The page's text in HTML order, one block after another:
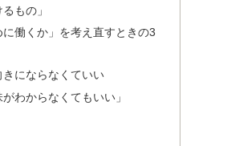
もの」
に働くか」を考え直すときの3
きにならなくていい
がわからなくてもいい」